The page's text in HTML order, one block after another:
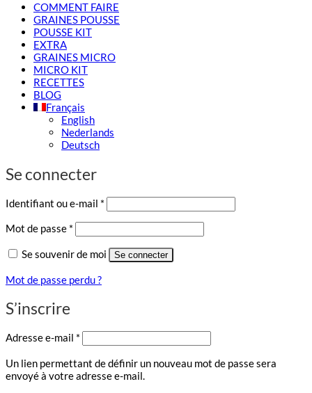
COMMENT FAIRE
GRAINES POUSSE
POUSSE KIT
EXTRA
GRAINES MICRO
MICRO KIT
RECETTES
BLOG
Français
English
Nederlands
Deutsch
Se connecter
Identifiant ou e-mail *
Mot de passe *
Se souvenir de moi Se connecter
Mot de passe perdu ?
S’inscrire
Adresse e-mail *
Un lien permettant de définir un nouveau mot de passe sera
envoyé à votre adresse e-mail.